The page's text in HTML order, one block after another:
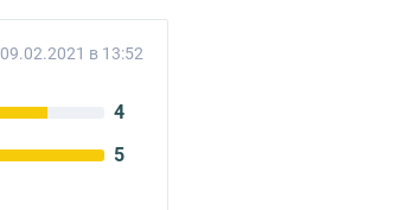
09.02.2021 в 13:52
4
5